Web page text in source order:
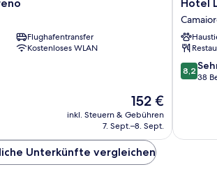
Flughafentransfer
Kostenloses WLAN
Der
Preis
beträgt
152 €
inkl. Steuern & Gebühren
7. Sept.–8. Sept.
Hotel
8.2
von
8,2
38
Unterkünfte vergleichen